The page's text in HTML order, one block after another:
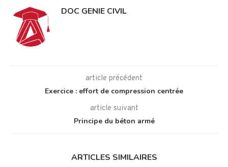
DOC GENIE CIVIL
article précédent
Exercice : effort de compression centrée
article suivant
Principe du béton armé
ARTICLES SIMILAIRES